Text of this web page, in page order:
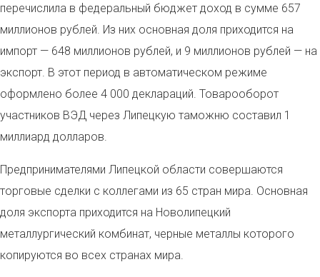
перечислила в федеральный бюджет доход в сумме 657
миллионов рублей. Из них основная доля приходится на
импорт — 648 миллионов рублей, и 9 миллионов рублей — на
экспорт. В этот период в автоматическом режиме
оформлено более 4 000 деклараций. Товарооборот
участников ВЭД через Липецкую таможню составил 1
миллиард долларов.
Предпринимателями Липецкой области совершаются
торговые сделки с коллегами из 65 стран мира. Основная
доля экспорта приходится на Новолипецкий
металлургический комбинат, черные металлы которого
копируются во всех странах мира.